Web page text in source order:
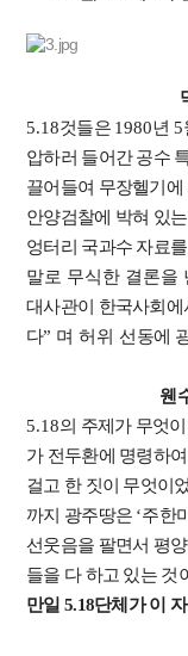
막다른 골목
5.18것들은 1980년 5
압하러 들어간 공수
끌어들여 무장헬기
안양검찰에 박혀 있
엉터리 국과수 자료
말로 무식한 결론을
대사관이 한국사회
다” 며 허위 선동에
웬
5.18의 주제가 무엇
가 전두환에 명령하
걸고 한 짓이 무엇이
까지 광주땅은 ‘주한
선웃음을 팔면서 평
들을 다 하고 있는 것
만일 5.18단체가 이